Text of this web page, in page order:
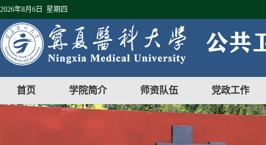
2026年8月6日 星期四
首页 学院简介 师资队伍 党政工作